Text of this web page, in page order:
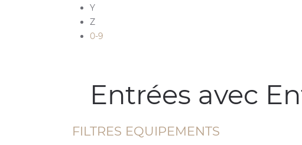
Y
Z
0-9
Entrées avec
FILTRES EQUIPEMENTS